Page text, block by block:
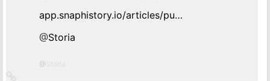
app.snaphistory.io/articles/pu…
@Storia
@